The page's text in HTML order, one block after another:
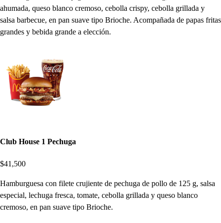
ahumada, queso blanco cremoso, cebolla crispy, cebolla grillada y
salsa barbecue, en pan suave tipo Brioche. Acompañada de papas fritas
grandes y bebida grande a elección.
Club House 1 Pechuga
$41,500
Hamburguesa con filete crujiente de pechuga de pollo de 125 g, salsa
especial, lechuga fresca, tomate, cebolla grillada y queso blanco
cremoso, en pan suave tipo Brioche.